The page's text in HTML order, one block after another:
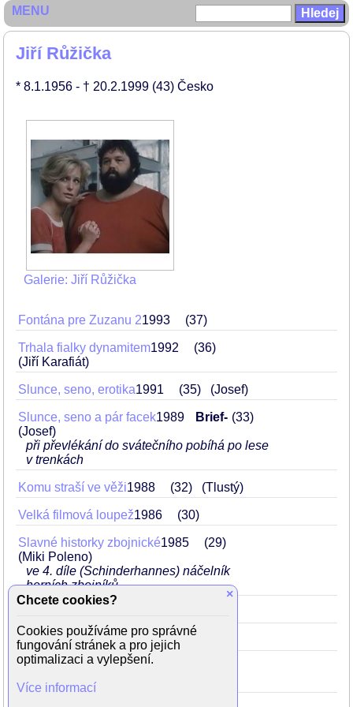
Jiří Růžička
* 8.1.1956 - † 20.2.1999 (43) Česko
Galerie: Jiří Růžička
Fontána pre Zuzanu 21993 37
Trhala fialky dynamitem1992
36
(Jiří Karafiát)
Slunce, seno, erotika1991 35 (Josef)
Slunce, seno a pár facek1989 Brief- 33
(Josef)
při převlékání do svátečního pobíhá po lese
v trenkách
Komu straší ve věži1988 32 (Tlustý)
Velká filmová loupež1986 30
Slavné historky zbojnické1985
29
(Miki Poleno)
ve 4. díle (Schinderhannes) náčelník
horních zbojníků
Sestřičky1983 27 (Krákora)
Fandy, ó Fandy1983 27
kolega kreslič
MENU
×
Chcete cookies?
Cookies používáme pro správné
fungování stránek a pro jejich
optimalizaci a vylepšení.
Více informací